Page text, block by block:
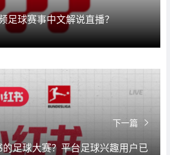
足球赛事中文解说直播？
下一篇
足球大赛？平台足球兴趣用户已